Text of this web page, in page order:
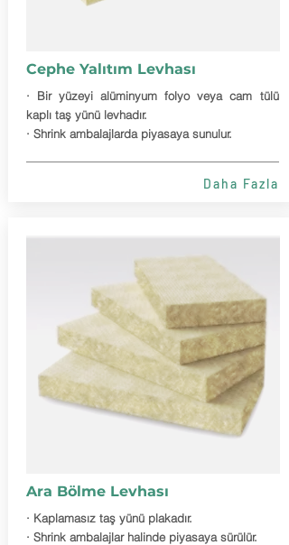
Cephe Yalıtım Levhası
· Bir yüzeyi alüminyum folyo veya cam tülü
kaplı taş yünü levhadır.
· Shrink ambalajlarda piyasaya sunulur.
Daha Fazla
Ara Bölme Levhası
· Kaplamasız taş yünü plakadır.
· Shrink ambalajlar halinde piyasaya sürülür.